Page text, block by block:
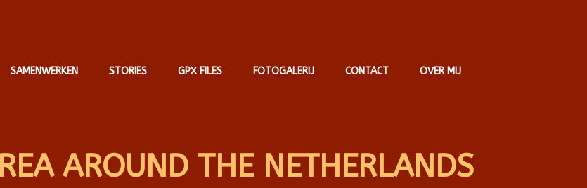
SAMENWERKEN STORIES GPX FILES FOTOGALERIJ CONTACT OVER MIJ
AROUND THE NETHERLANDS